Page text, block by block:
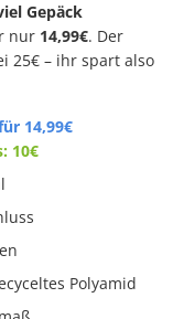
Gepäck
nur 14,99€. Der
25€ – ihr spart also
14,99€
10€
Polyamid